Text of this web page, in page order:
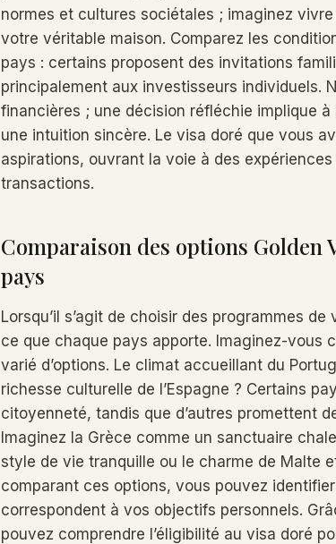
normes et cultures sociétales ; imaginez
votre véritable maison. Comparez les
pays : certains proposent des invitations
principalement aux investisseurs individuels.
financières ; une décision réfléchie implique
une intuition sincère. Le visa doré que vous
aspirations, ouvrant la voie à des
transactions.
Comparaison des options Golden
pays
Lorsqu’il s’agit de choisir des programmes
ce que chaque pays apporte. Imaginez-vous
varié d’options. Le climat accueillant du
richesse culturelle de l’Espagne ? Certains
citoyenneté, tandis que d’autres promettent
Imaginez la Grèce comme un sanctuaire
style de vie tranquille ou le charme de Malte
comparant ces options, vous pouvez
correspondent à vos objectifs personnels.
pouvez comprendre l’éligibilité au visa doré